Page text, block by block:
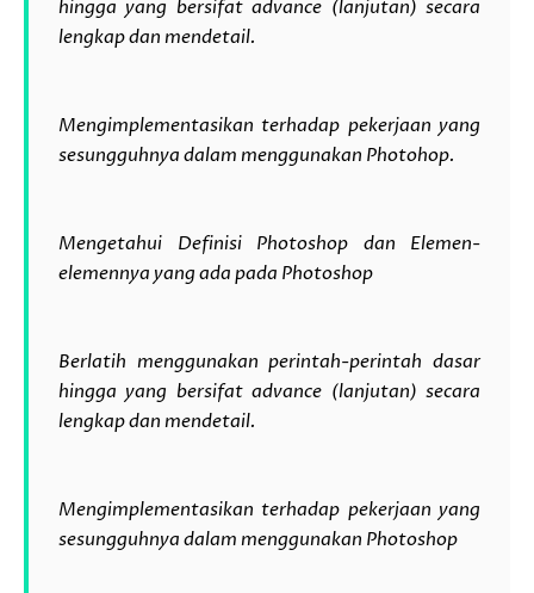
hingga yang bersifat advance (lanjutan) secara
lengkap dan mendetail.
Mengimplementasikan terhadap pekerjaan yang
sesungguhnya dalam menggunakan Photohop.
Mengetahui Definisi Photoshop dan Elemen-
elemennya yang ada pada Photoshop
Berlatih menggunakan perintah-perintah dasar
hingga yang bersifat advance (lanjutan) secara
lengkap dan mendetail.
Mengimplementasikan terhadap pekerjaan yang
sesungguhnya dalam menggunakan Photoshop